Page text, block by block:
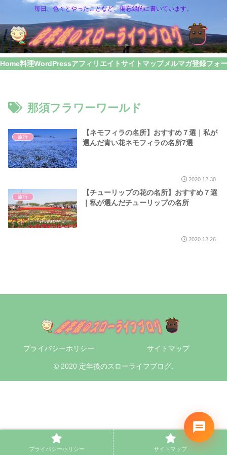
毎日、色々とやったことなど、備忘録的に書いています。
Home料理WordPressアフィリエイトサイトマップメルマガ登録フォ
那須フラワーワールド
旅行
【ネモフィラの名所】おすすめ７選｜私が
選んだ青い花ネモフィラの名所7選
2020.12.30
旅行
【チューリップの花の名所】おすすめ７選
｜私が選んだチューリップの名所
2020.12.26
プライバシーホリシー サイトマップ
© 2020 定年後のスローライフブログ.
プライバシーホリシー サイトマップ